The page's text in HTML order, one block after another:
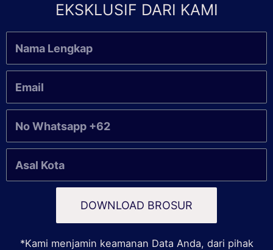
EKSKLUSIF DARI KAMI
DOWNLOAD BROSUR
*Kami menjamin keamanan Data Anda, dari pihak